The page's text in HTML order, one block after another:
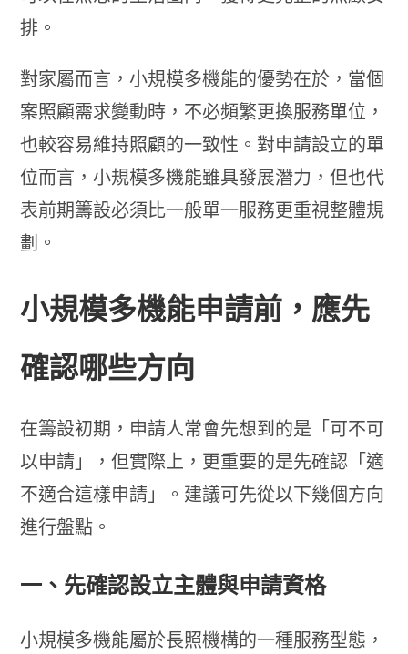
排。
對家屬而言，小規模多機能的優勢在於，當個
案照顧需求變動時，不必頻繁更換服務單位，
也較容易維持照顧的一致性。對申請設立的單
位而言，小規模多機能雖具發展潛力，但也代
表前期籌設必須比一般單一服務更重視整體規
劃。
小規模多機能申請前，應先
確認哪些方向
在籌設初期，申請人常會先想到的是「可不可
以申請」，但實際上，更重要的是先確認「適
不適合這樣申請」。建議可先從以下幾個方向
進行盤點。
一、先確認設立主體與申請資格
小規模多機能屬於長照機構的一種服務型態，